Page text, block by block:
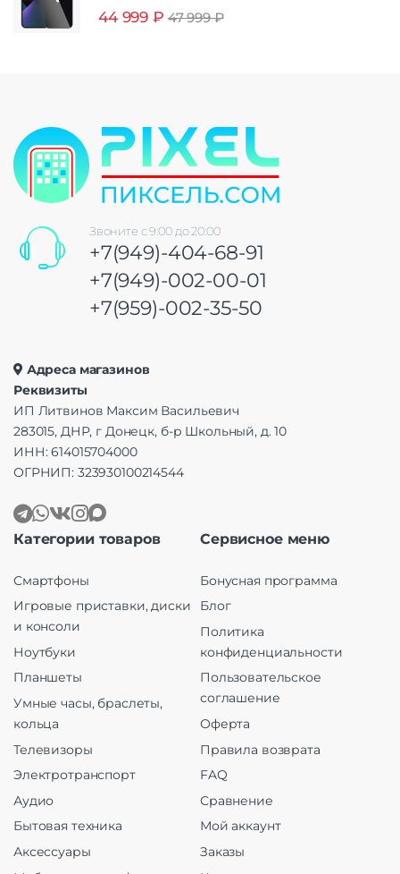
44 999 ₽ 47 999₽
Звоните с 9:00 до 20:00
+7(949)-404-68-91
+7(949)-002-00-01
+7(959)-002-35-50
Адреса магазинов
Реквизиты
ИП Литвинов Максим Васильевич
283015, ДНР, г Донецк, б-р Школьный, д. 10
ИНН: 614015704000
ОГРНИП: 323930100214544
Категории товаров
Смартфоны
Игровые приставки, диски
и консоли
Ноутбуки
Планшеты
Умные часы, браслеты,
кольца
Телевизоры
Электротранспорт
Аудио
Бытовая техника
Аксессуары
Сервисное меню
Бонусная программа
Блог
Политика
конфиденциальности
Пользовательское
соглашение
Оферта
Правила возврата
FAQ
Сравнение
Мой аккаунт
Заказы